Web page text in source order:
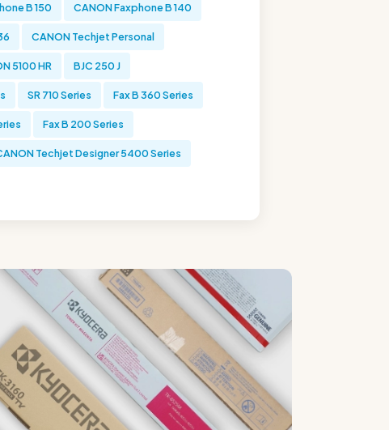
B 150 CANON Faxphone B 140
CANON Techjet Personal
5100 HR BJC 250 J
SR 710 Series Fax B 360 Series
Fax B 200 Series
Techjet Designer 5400 Series